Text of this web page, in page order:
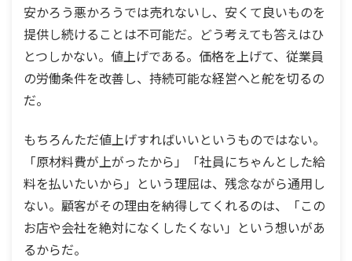
安かろう悪かろうでは売れないし、安くて良いものを
提供し続けることは不可能だ。どう考えても答えはひ
とつしかない。値上げである。価格を上げて、従業員
の労働条件を改善し、持続可能な経営へと舵を切るの
だ。
もちろんただ値上げすればいいというものではない。
「原材料費が上がったから」「社員にちゃんとした給
料を払いたいから」という理屈は、残念ながら通用し
ない。顧客がその理由を納得してくれるのは、「この
お店や会社を絶対になくしたくない」という想いがあ
るからだ。